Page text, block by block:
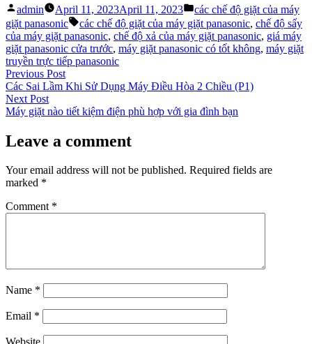
Posted
by
admin April 11, 2023April 11, 2023
Posted
in
các chế độ giặt của máy
giặt panasonic
Tags:
các chế độ giặt của máy giặt panasonic, chế độ sấy
của máy giặt panasonic, chế độ xả của máy giặt panasonic, giá máy
giặt panasonic cửa trước, máy giặt panasonic có tốt không, máy giặt
truyền trực tiếp panasonic
Post
navigation
Previous PostPrevious
post:
Các Sai Lầm Khi Sử Dụng Máy Điều Hòa 2 Chiều (P1)
Next PostNext
post:
Máy giặt nào tiết kiệm điện phù hợp với gia đình bạn
Leave a comment
Your email address will not be published. Required fields are
marked *
Comment *
Name *
Email *